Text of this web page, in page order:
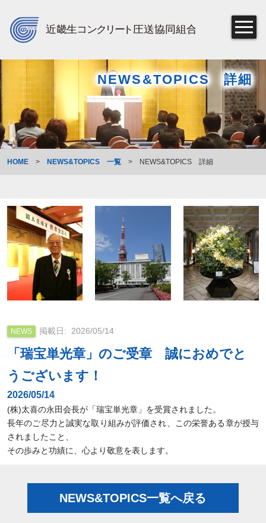
NEWS&TOPICS 詳細
HOME > NEWS&TOPICS 一覧 > NEWS&TOPICS 詳細
NEWS 2026/05/14
2026/05/14
「瑞宝単光章」のご受章 誠におめでと
うございます！
(株)太喜の永田会長が「瑞宝単光章」を受賞されました。
長年のご尽力と誠実な取り組みが評価され、この栄誉ある章が授与
されましたこと、
その歩みと功績に、心より敬意を表します。
NEWS&TOPICS一覧へ戻る